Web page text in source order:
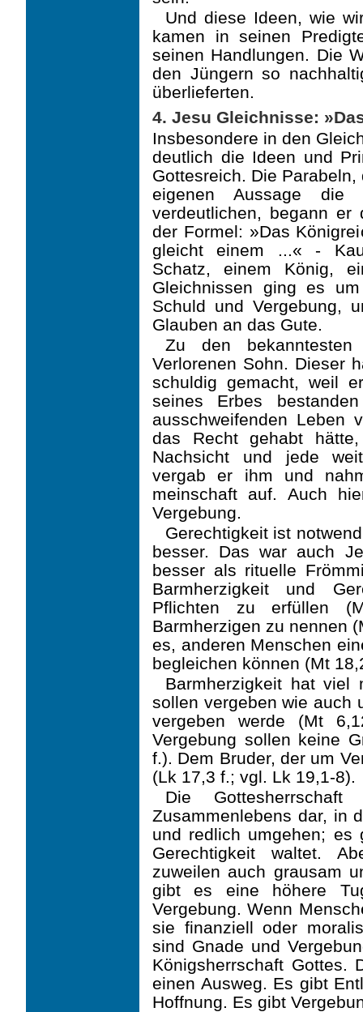
Und diese Ideen, wie
kamen in seinen
seinen Handlungen. Die
den Jün­gern so
überlieferten.
4. Jesu Gleichnisse:
Insbesondere in den
deutlich die Ideen und
Gottesreich. Die
eige­nen Aussage die
verdeutlichen, begann
der Formel: »Das
gleicht einem ...« -
Schatz, einem König,
Gleichnissen ging es
Schuld und Vergebung,
Glauben an das Gute.
Zu den
Verlorenen Sohn. Dieser
schuldig gemacht, weil
seines Erbes
ausschweifenden Leben
das Recht gehabt
Nachsicht und jede
vergab er ihm und
meinschaft auf. Auch
Vergebung.
Gerechtigkeit ist
besser. Das war auch
besser als rituelle
Barm­herzigkeit und
Pflichten zu erfüllen
Barmherzigen zu nennen
es, anderen Men­schen
begleichen können (Mt
Barmherzigkeit hat viel
sollen vergeben wie auch
vergeben werde (Mt
Vergebung sollen keine
f.). Dem Bruder, der um
(Lk 17,3 f.; vgl. Lk 19,1-8).
Die
Zusammenlebens dar, in
und redlich umgehen; es
Gerechtigkeit waltet.
zuweilen auch grausam
gibt es eine höhere
Vergebung. Wenn
sie finanziell oder
sind Gnade und
Königsherrschaft Gottes.
einen Ausweg. Es gibt
Hoff­nung. Es gibt